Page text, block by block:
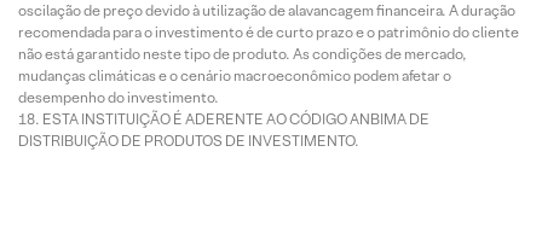
oscilação de preço devido à utilização de alavancagem financeira. A duração
recomendada para o investimento é de curto prazo e o patrimônio do cliente
não está garantido neste tipo de produto. As condições de mercado,
mudanças climáticas e o cenário macroeconômico podem afetar o
desempenho do investimento.
ESTA INSTITUIÇÃO É ADERENTE AO CÓDIGO ANBIMA DE
DISTRIBUIÇÃO DE PRODUTOS DE INVESTIMENTO.